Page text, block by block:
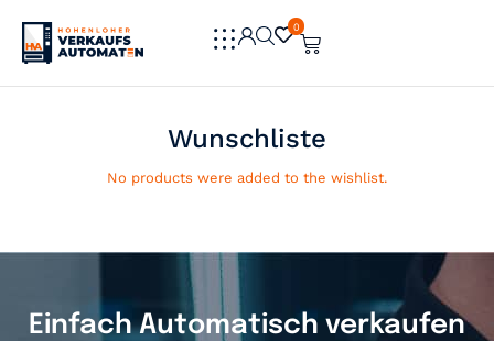
0
0
Wunschliste
No products were added to the wishlist.
Einfach Automatisch verkaufen